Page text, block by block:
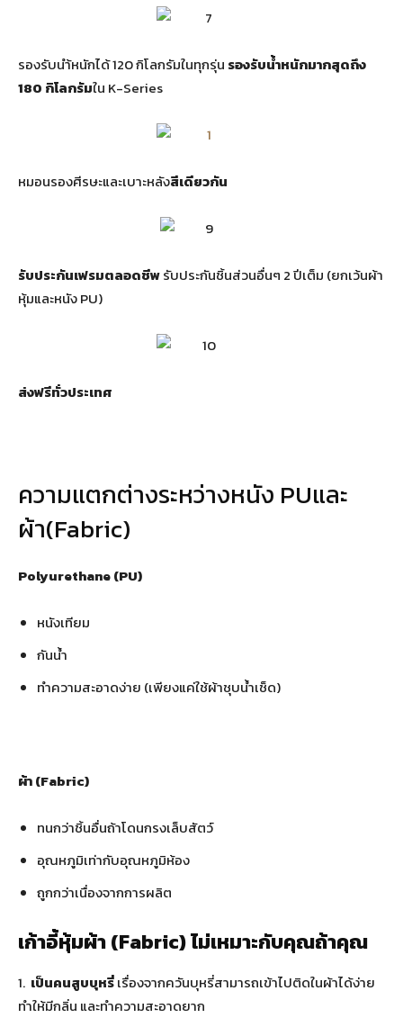
รองรับนำ้หนักได้ 120 กิโลกรัมในทุกรุ่น รองรับน้ำหนักมากสุดถึง
180 กิโลกรัมใน K-Series
หมอนรองศีรษะและเบาะหลังสีเดียวกัน
รับประกันเฟรมตลอดชีพรับประกันชิ้นส่วนอื่นๆ 2 ปีเต็ม (ยกเว้นผ้า
หุ้มและหนัง PU)
ส่งฟรีทั่วประเทศ
ความแตกต่างระหว่างหนัง PUและ
ผ้า(Fabric)
Polyurethane (PU)
หนังเทียม
กันน้ำ
ทำความสะอาดง่าย (เพียงแค่ใช้ผ้าชุบน้ำเช็ด)
ผ้า (Fabric)
ทนกว่าชิ้นอื่นถ้าโดนกรงเล็บสัตว์
อุณหภูมิเท่ากับอุณหภูมิห้อง
ถูกกว่าเนื่องจากการผลิต
เก้าอี้หุ้มผ้า (Fabric) ไม่เหมาะกับคุณถ้าคุณ
1. เป็นคนสูบบุหรี่เรื่องจากควันบุหรี่สามารถเข้าไปติดในผ้าได้ง่าย
ทำให้มีกลิ่น และทำความสะอาดยาก